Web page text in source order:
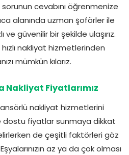
cevabını öğrenmenize
alanında uzman şoförler ile
ve güvenilir bir şekilde ulaşırız.
nakliyat hizmetlerinden
mümkün kılarız.
Nakliyat Fiyatlarımız
nakliyat hizmetlerini
fiyatlar sunmaya dikkat
de çeşitli faktörleri göz
az ya da çok olması